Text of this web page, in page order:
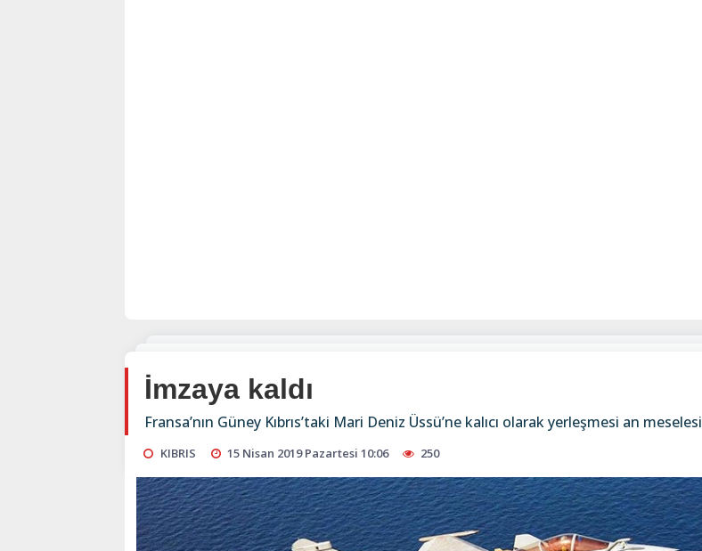
İmzaya kaldı
Fransa’nın Güney Kıbrıs’taki Mari Deniz Üssü’ne kalıcı olarak yerleşmesi an meselesi
KIBRIS 15 Nisan 2019 Pazartesi 10:06 250